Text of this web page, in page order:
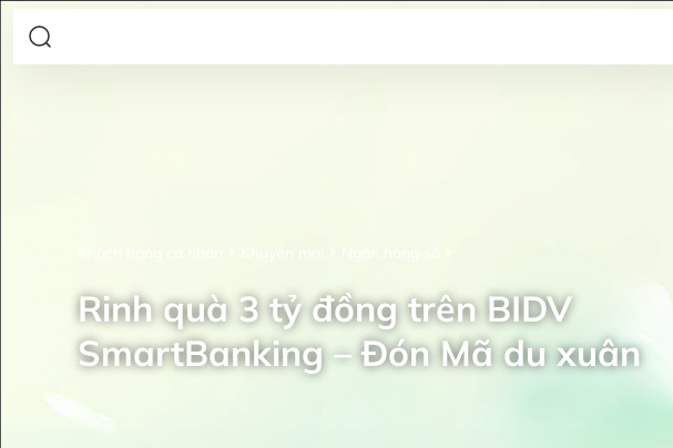
Khuyến mại Ngân hàng số
Rinh quà 3 tỷ đồng trên BIDV
SmartBanking – Đón Mã du xuân